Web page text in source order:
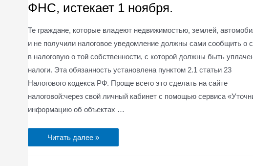
ФНС, истекает 1 ноября.
Те граждане, которые владеют недвижимостью, землей,
и не получили налоговое уведомление должны сами сообщить о
в налоговую о той собственности, с которой должны быть
налоги. Эта обязанность установлена пунктом 2.1 статьи 23
Налогового кодекса РФ. Проще всего это сделать на сайте
налоговой:через свой личный кабинет с помощью сервиса
информацию об объектах …
Читать далее »
Имя